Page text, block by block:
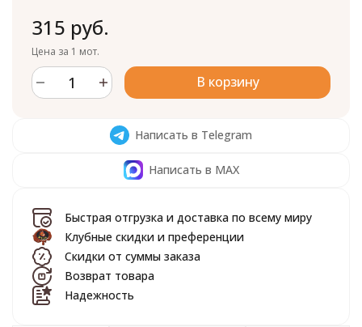
315 руб.
Цена за 1 мот.
В корзину
Написать в Telegram
Написать в MAX
Быстрая отгрузка и доставка по всему миру
Клубные скидки и преференции
Скидки от суммы заказа
Возврат товара
Надежность